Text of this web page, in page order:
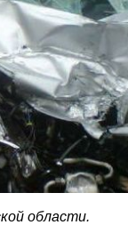
области.